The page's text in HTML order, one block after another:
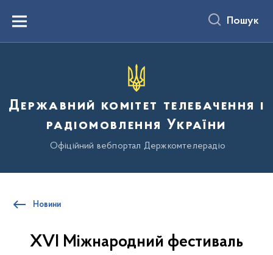
вмістуMenu Пошук
Державний комітет телебачення і
радіомовлення України
Офіційний вебпортал Держкомтелерадіо
Новини
XVІ Міжнародний фестиваль